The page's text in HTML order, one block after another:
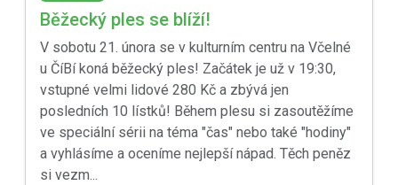
Běžecký ples se blíží!
V sobotu 21. února se v kulturním centru na Včelné
u ČíBí koná běžecký ples! Začátek je už v 19:30,
vstupné velmi lidové 280 Kč a zbývá jen
posledních 10 lístků! Během plesu si zasoutěžíme
ve speciální sérii na téma "čas" nebo také "hodiny"
a vyhlásíme a oceníme nejlepší nápad. Těch peněz
si vezm...